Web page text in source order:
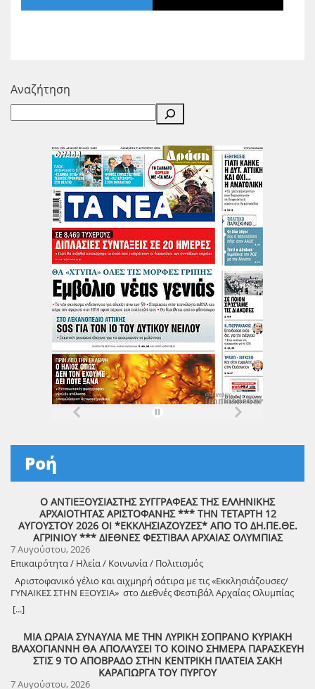
Αναζήτηση
Ροή
Ο ΑΝΤΙΕΞΟΥΣΙΑΣΤΗΣ ΣΥΓΓΡΑΦΕΑΣ ΤΗΣ ΕΛΛΗΝΙΚΗΣ
ΑΡΧΑΙΟΤΗΤΑΣ ΑΡΙΣΤΟΦΑΝΗΣ *** ΤΗΝ ΤΕΤΑΡΤΗ 12
ΑΥΓΟΥΣΤΟΥ 2026 ΟΙ *ΕΚΚΛΗΣΙΑΖΟΥΖΕΣ* ΑΠΟ ΤΟ ΔΗ.ΠΕ.ΘΕ.
ΑΓΡΙΝΙΟΥ *** ΔΙΕΘΝΕΣ ΦΕΣΤΙΒΑΛ ΑΡΧΑΙΑΣ ΟΛΥΜΠΙΑΣ
7 Αυγούστου, 2026
Επικαιρότητα / Ηλεία / Κοινωνία / Πολιτισμός
Αριστοφανικό γέλιο και αιχμηρή σάτιρα με τις «Εκκλησιάζουσες/
ΓΥΝΑΙΚΕΣ ΣΤΗΝ ΕΞΟΥΣΙΑ» στο Διεθνές Φεστιβάλ Αρχαίας Ολυμπίας
Την Τετάρτη 12 Αυγούστου, στις 21:30, το Διεθνές Φεστιβάλ
Αρχαίας Ολυμπίας παρουσιάζει τις «Εκκλησιάζουσες» του
πολιτική κωμωδία, γεμάτη ευρηματικό χιούμορ και καυστική σάτιρα,
που θέτει διαχρονικά ερωτήματα για την εξουσία, τη δημοκρατία και
την αναζήτηση μιας δικαιότερης κοινωνίας. Τι μπορεί να συμβεί αν
μια μέρα οι γυναίκες αναλάβουν την διακυβέρνηση της χώρας; Την
[...]
ΜΙΑ ΩΡΑΙΑ ΣΥΝΑΥΛΙΑ ΜΕ ΤΗΝ ΛΥΡΙΚΗ ΣΟΠΡΑΝΟ ΚΥΡΙΑΚΗ
ΒΛΑΧΟΓΙΑΝΝΗ ΘΑ ΑΠΟΛΑΥΣΕΙ ΤΟ ΚΟΙΝΟ ΣΗΜΕΡΑ ΠΑΡΑΣΚΕΥΗ
ΣΤΙΣ 9 ΤΟ ΑΠΟΒΡΑΔΟ ΣΤΗΝ ΚΕΝΤΡΙΚΗ ΠΛΑΤΕΙΑ ΣΑΚΗ
ΚΑΡΑΓΙΩΡΓΑ ΤΟΥ ΠΥΡΓΟΥ
7 Αυγούστου, 2026